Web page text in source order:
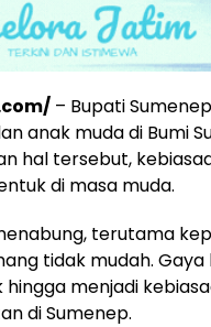
– Bupati
anak muda di Bumi
hal tersebut,
di masa muda.
terutama
tidak mudah.
menjadi
di Sumenep.